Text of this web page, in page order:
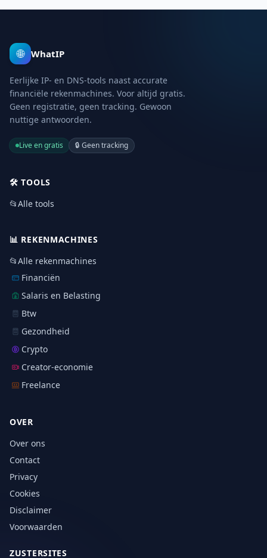
🌐 WhatIP
Eerlijke IP- en DNS-tools naast accurate
financiële rekenmachines. Voor altijd gratis.
Geen registratie, geen tracking. Gewoon
nuttige antwoorden.
Live en gratis 🔒 Geen tracking
🛠️TOOLS
📂Alle tools
📊 REKENMACHINES
📂Alle rekenmachines
Financiën
Salaris en Belasting
Btw
Gezondheid
Crypto
Creator-economie
Freelance
OVER
Over ons
Contact
Privacy
Cookies
Disclaimer
Voorwaarden
ZUSTERSITES